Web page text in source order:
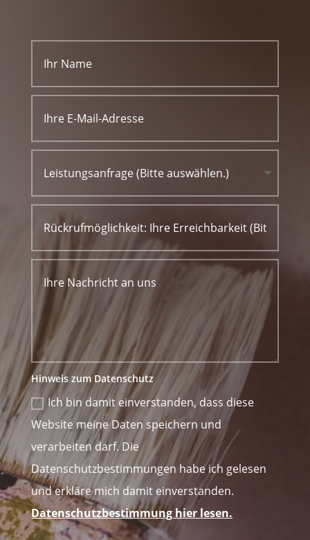
Hinweis zum Datenschutz
Ich bin damit einverstanden, dass diese
Website meine Daten speichern und
verarbeiten darf. Die
Datenschutzbestimmungen habe ich gelesen
und erkläre mich damit einverstanden.
Datenschutzbestimmung hier lesen.